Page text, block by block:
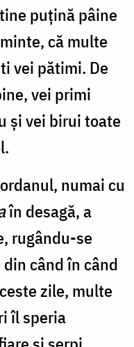
puţină pâine
că multe
vei pătimi. De
vei primi
şi vei birui toate
numai cu
în desagă, a
rugându-se
când în când
zile, multe
îl speria